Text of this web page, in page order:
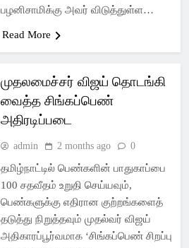
பழனிசாமிக்கு அவர் விடுத்துள்ள…
Read More
முதலமைச்சர் விஜய் தொடங்கி
வைத்த சிங்கப்பெண்
அதிரடிப்படை
admin 2 months ago 0
தமிழ்நாட்டில் பெண்களின் பாதுகாப்பை
100 சதவீதம் உறுதி செய்யவும்,
பெண்களுக்கு எதிரான குற்றங்களைத்
தடுத்து நிறுத்தவும் முதல்வர் விஜய்
அதிகாரப்பூர்வமாக ‘சிங்கப்பெண் சிறப்பு